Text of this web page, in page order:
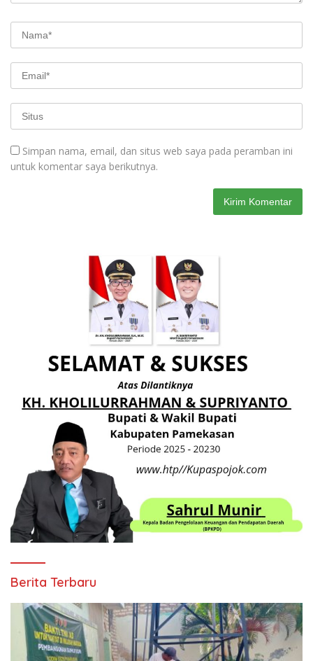
Simpan nama, email, dan situs web saya pada peramban ini
untuk komentar saya berikutnya.
Berita Terbaru